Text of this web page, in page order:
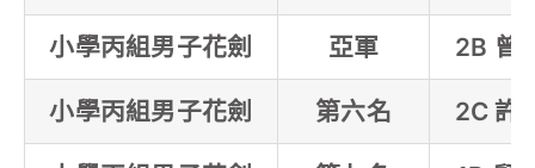
小學丙組男子花劍 亞軍 2B 曾
小學丙組男子花劍 第六名 2C 許